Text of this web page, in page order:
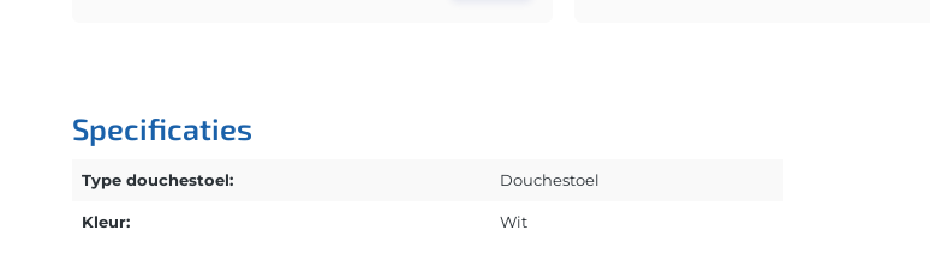
Specificaties
Type douchestoel: Douchestoel
Kleur: Wit